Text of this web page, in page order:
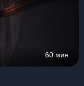
60 мин.